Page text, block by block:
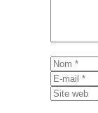
Nom